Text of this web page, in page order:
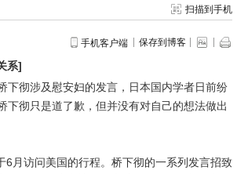
扫描到手机
手机客户端 保存到博客
系]
彻涉及慰安妇的发言，日本国内学者日前纷
彻只是道了歉，但并没有对自己的想法做出
访问美国的行程。桥下彻的一系列发言招致